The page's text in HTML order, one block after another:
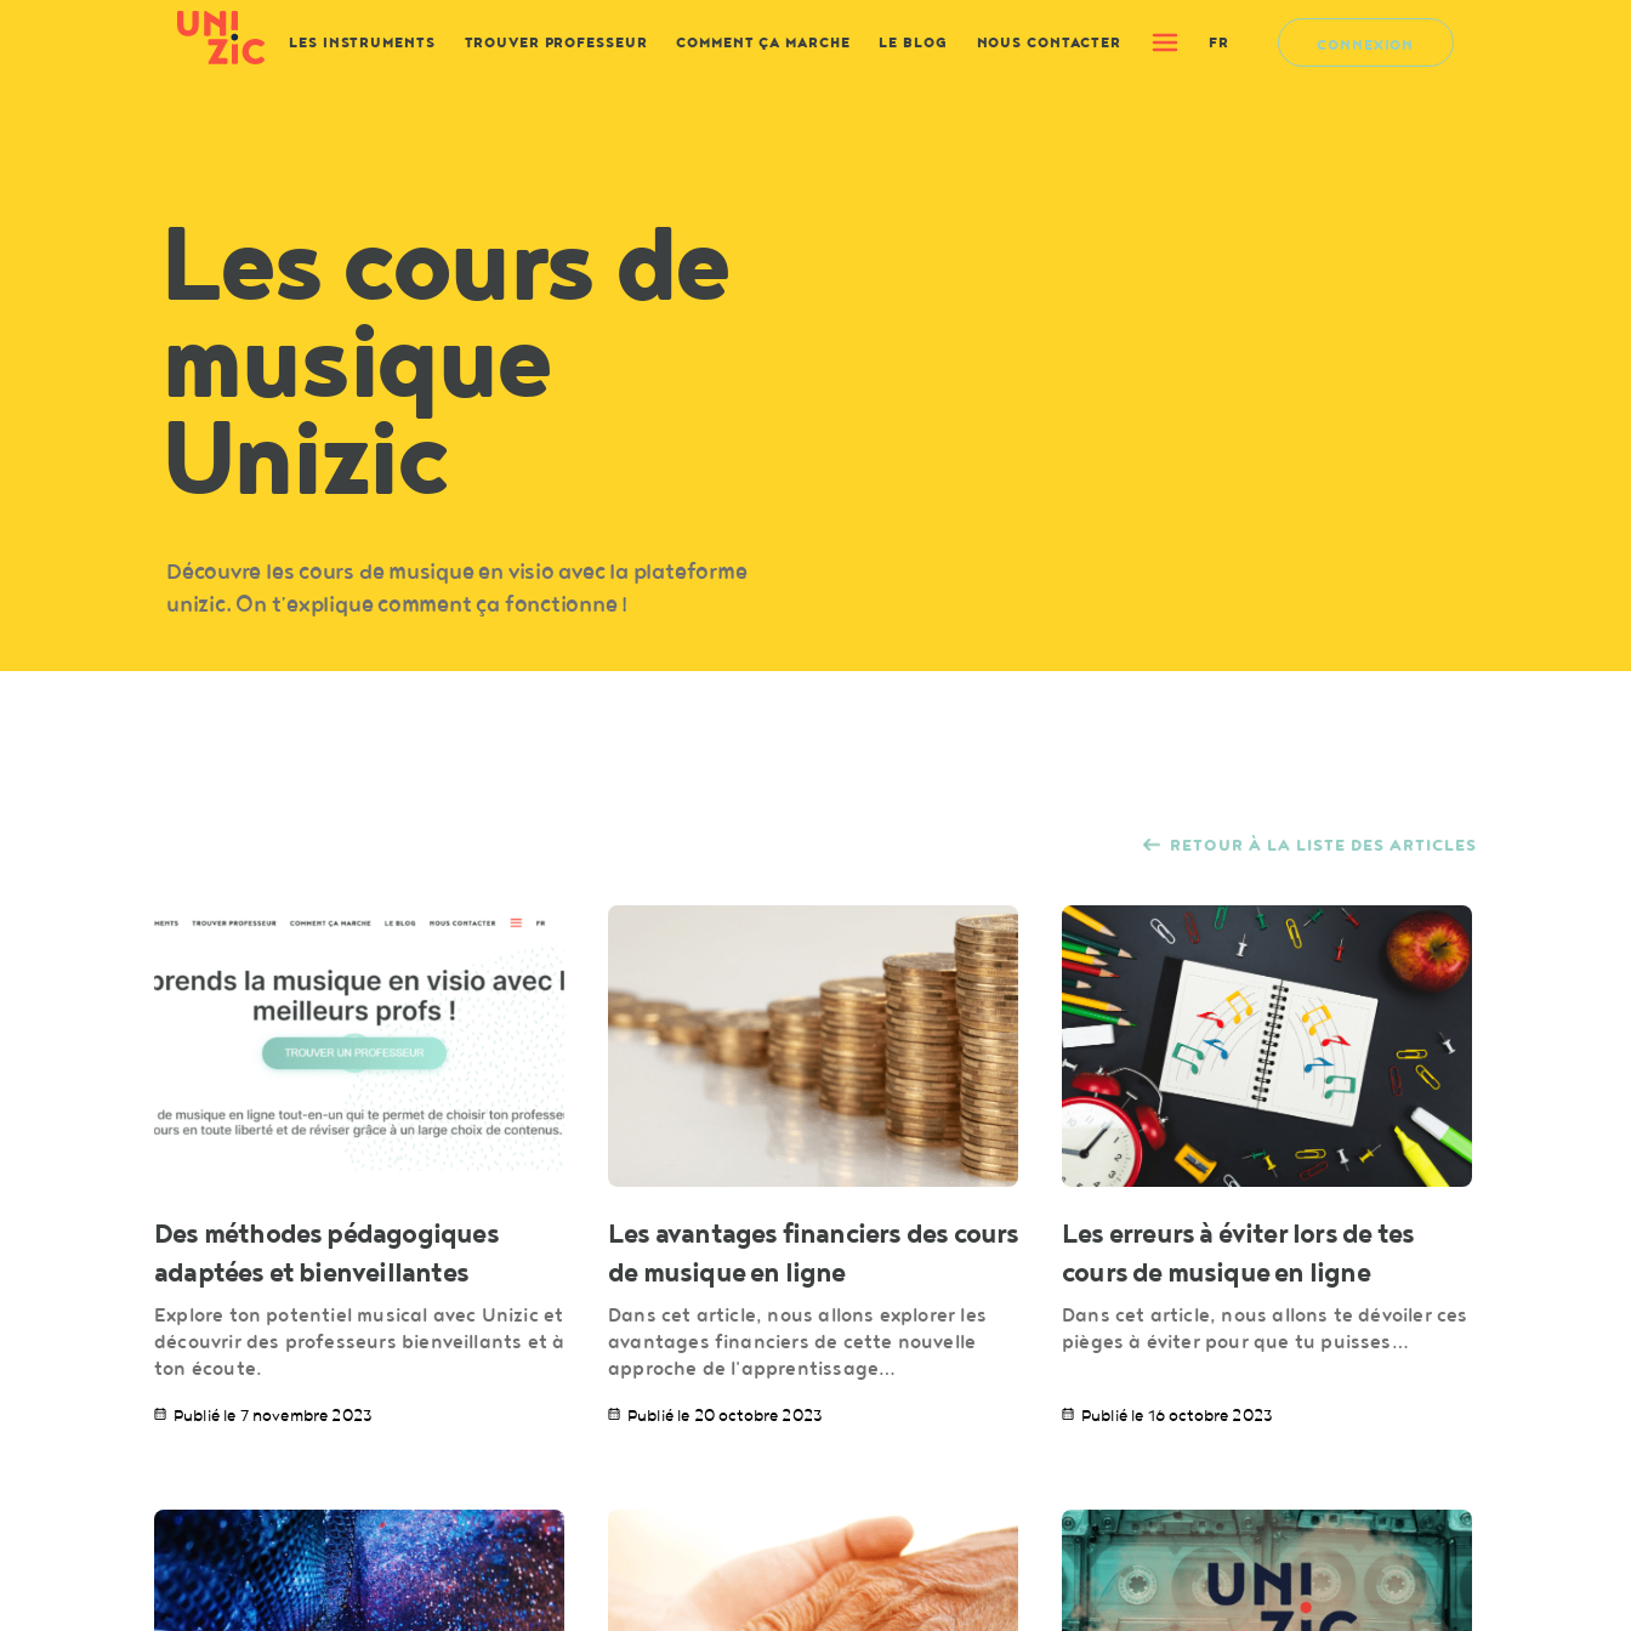
LES INSTRUMENTS TROUVER PROFESSEUR COMMENT ÇA MARCHE LE BLOG NOUS CONTACTER FR CONNEXION
Les cours de
musique
Unizic
Découvre les cours de musique en visio avec la plateforme
unizic. On t’explique comment ça fonctionne !
RETOUR À LA LISTE DES ARTICLES
Des méthodes pédagogiques
adaptées et bienveillantes
Explore ton potentiel musical avec Unizic et
découvrir des professeurs bienveillants et à
ton écoute.
Publié le 7 novembre 2023
Les avantages financiers des cours
de musique en ligne
Dans cet article, nous allons explorer les
avantages financiers de cette nouvelle
approche de l'apprentissage…
Publié le 20 octobre 2023
Les erreurs à éviter lors de tes
cours de musique en ligne
Dans cet article, nous allons te dévoiler ces
pièges à éviter pour que tu puisses…
Publié le 16 octobre 2023